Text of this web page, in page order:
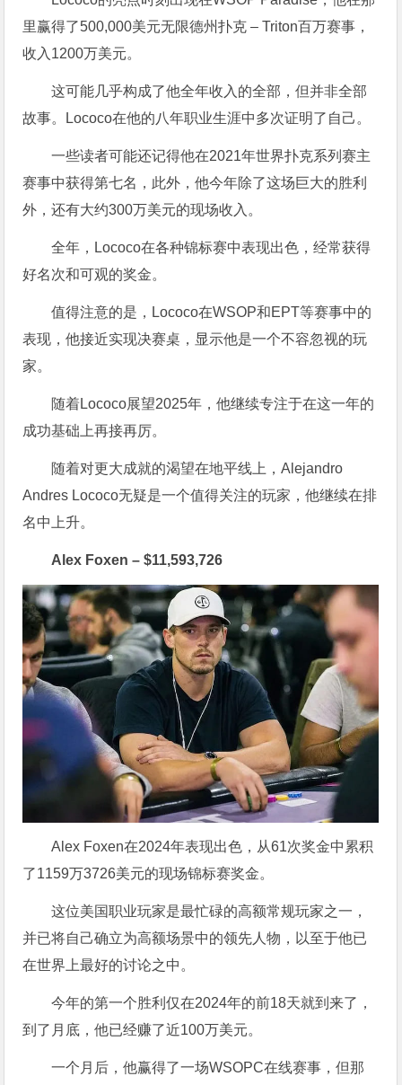
里赢得了500,000美元无限德州扑克 – Triton百万赛事，
收入1200万美元。
这可能几乎构成了他全年收入的全部，但并非全部
故事。Lococo在他的八年职业生涯中多次证明了自己。
一些读者可能还记得他在2021年世界扑克系列赛主
赛事中获得第七名，此外，他今年除了这场巨大的胜利
外，还有大约300万美元的现场收入。
全年，Lococo在各种锦标赛中表现出色，经常获得
好名次和可观的奖金。
值得注意的是，Lococo在WSOP和EPT等赛事中的
表现，他接近实现决赛桌，显示他是一个不容忽视的玩
家。
随着Lococo展望2025年，他继续专注于在这一年的
成功基础上再接再厉。
随着对更大成就的渴望在地平线上，Alejandro
Andres Lococo无疑是一个值得关注的玩家，他继续在排
名中上升。
Alex Foxen – $11,593,726
Alex Foxen在2024年表现出色，从61次奖金中累积
了1159万3726美元的现场锦标赛奖金。
这位美国职业玩家是最忙碌的高额常规玩家之一，
并已将自己确立为高额场景中的领先人物，以至于他已
在世界上最好的讨论之中。
今年的第一个胜利仅在2024年的前18天就到来了，
到了月底，他已经赚了近100万美元。
一个月后，他赢得了一场WSOPC在线赛事，但那